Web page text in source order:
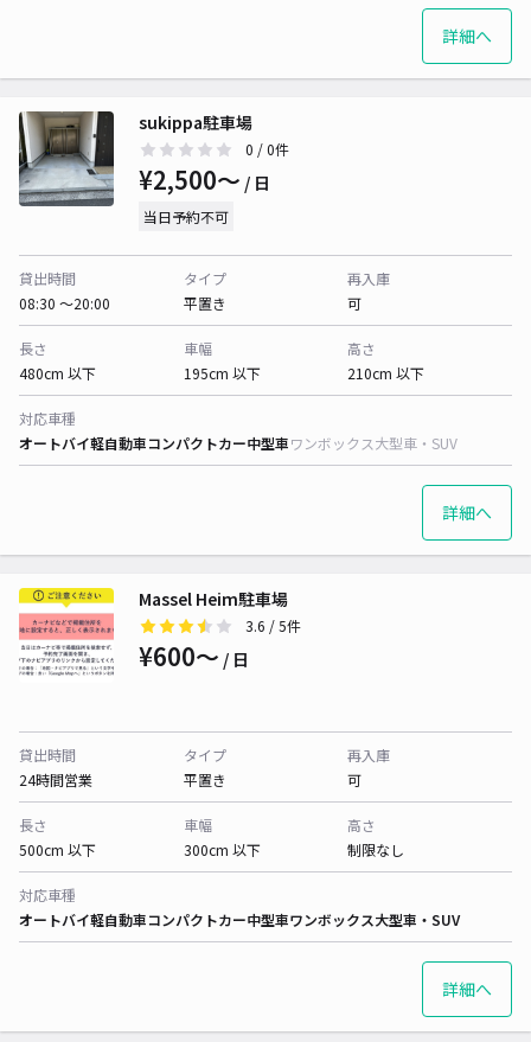
詳細へ
sukippa駐車場
0 / 0件
¥2,500〜 / 日
当日予約不可
貸出時間
08:30 〜20:00
タイプ
平置き
再入庫
可
長さ
480cm 以下
車幅
195cm 以下
高さ
210cm 以下
対応車種
オートバイ軽自動車コンパクトカー中型車ワンボックス大型車・SUV
詳細へ
Massel Heim駐車場
3.6 / 5件
¥600〜 / 日
貸出時間
24時間営業
タイプ
平置き
再入庫
可
長さ
500cm 以下
車幅
300cm 以下
高さ
制限なし
対応車種
オートバイ軽自動車コンパクトカー中型車ワンボックス大型車・SUV
詳細へ